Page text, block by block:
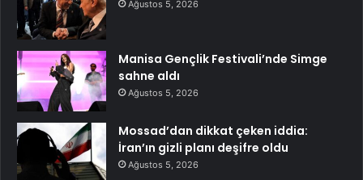
Ağustos 5, 2026
Manisa Gençlik Festivali’nde Simge
sahne aldı
Ağustos 5, 2026
Mossad’dan dikkat çeken iddia:
İran’ın gizli planı deşifre oldu
Ağustos 5, 2026